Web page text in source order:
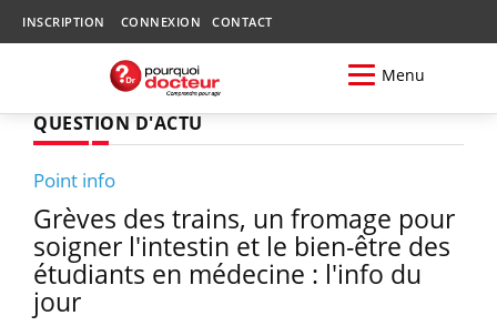
INSCRIPTION CONNEXION CONTACT
Menu
QUESTION D'ACTU
Point info
Grèves des trains, un fromage pour
soigner l'intestin et le bien-être des
étudiants en médecine : l'info du
jour